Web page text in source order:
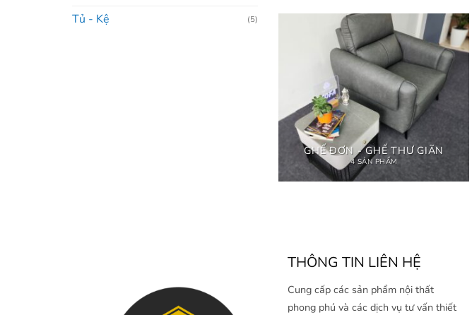
Tủ - Kệ (5)
GHẾ ĐƠN - GHẾ THƯ GIÃN
4 SẢN PHẨM
THÔNG TIN LIÊN HỆ
Cung cấp các sản phẩm nội thất
phong phú và các dịch vụ tư vấn thiết